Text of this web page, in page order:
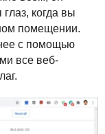
когда вы
помещении.
с помощью
все веб-